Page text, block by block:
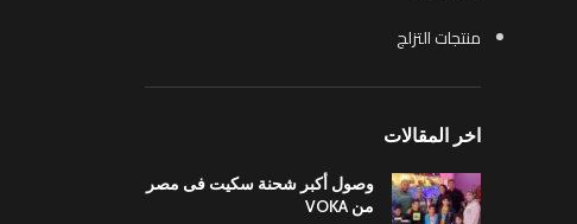
منتجات التزلج
اخر المقالات
وصول أكبر شحنة سكيت فى مصر
من VOKA